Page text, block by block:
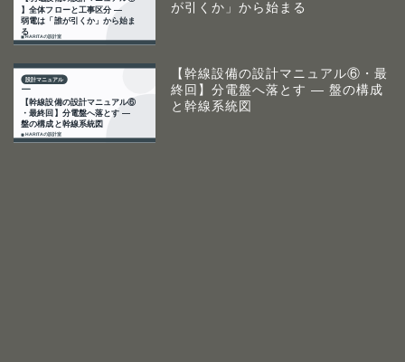
が引くか」から始まる
【幹線設備の設計マニュアル⑥・最
終回】分電盤へ落とす ― 盤の構成
と幹線系統図